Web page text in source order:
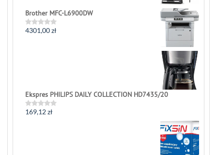
of
5
Brother MFC-L6900DW
Rated
4301,00zł
Ekspres PHILIPS DAILY COLLECTION HD7435/20
Rated
169,12zł